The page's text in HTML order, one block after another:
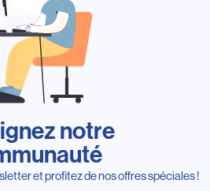
notre
et profitez de nos offres spéciales !